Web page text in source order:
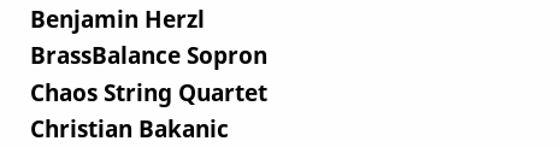
Benjamin Herzl
BrassBalance Sopron
Chaos String Quartet
Christian Bakanic